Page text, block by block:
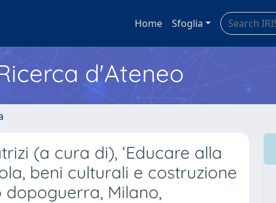
Home Sfoglia
d'Ateneo
(a cura di), ‘Educare alla
beni culturali e costruzione
dopoguerra, Milano,